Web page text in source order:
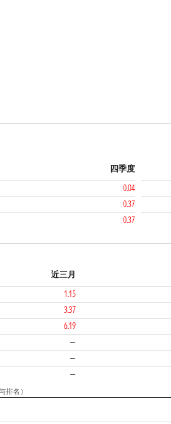
四季度
0.04
0.37
0.37
近三月
1.15
3.37
6.19
—
—
—
排名）